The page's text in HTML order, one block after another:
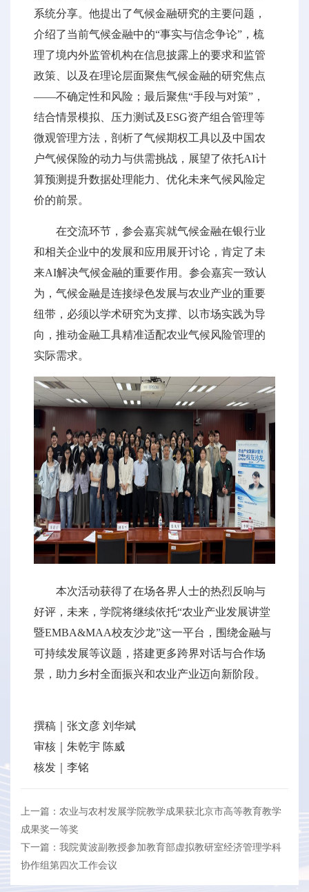
系统分享。他提出了气候金融研究的主要问题，
介绍了当前气候金融中的“事实与信念争论”，梳
理了境内外监管机构在信息披露上的要求和监管
政策、以及在理论层面聚焦气候金融的研究焦点
——不确定性和风险；最后聚焦“手段与对策”，
结合情景模拟、压力测试及ESG资产组合管理等
微观管理方法，剖析了气候期权工具以及中国农
户气候保险的动力与供需挑战，展望了依托AI计
算预测提升数据处理能力、优化未来气候风险定
价的前景。
在交流环节，参会嘉宾就气候金融在银行业
和相关企业中的发展和应用展开讨论，肯定了未
来AI解决气候金融的重要作用。参会嘉宾一致认
为，气候金融是连接绿色发展与农业产业的重要
纽带，必须以学术研究为支撑、以市场实践为导
向，推动金融工具精准适配农业气候风险管理的
实际需求。
本次活动获得了在场各界人士的热烈反响与
好评，未来，学院将继续依托“农业产业发展讲堂
暨EMBA&MAA校友沙龙”这一平台，围绕金融与
可持续发展等议题，搭建更多跨界对话与合作场
景，助力乡村全面振兴和农业产业迈向新阶段。
撰稿｜张文彦 刘华斌
审核｜朱乾宇 陈威
核发｜李铭
上一篇：农业与农村发展学院教学成果获北京市高等教育教学
成果奖一等奖
下一篇：我院黄波副教授参加教育部虚拟教研室经济管理学科
协作组第四次工作会议